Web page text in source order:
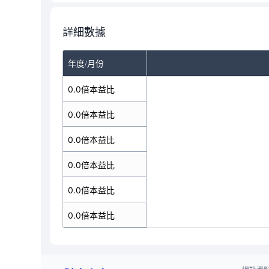
詳細數據
年度/月份
0.0倍本益比
0.0倍本益比
0.0倍本益比
0.0倍本益比
0.0倍本益比
0.0倍本益比